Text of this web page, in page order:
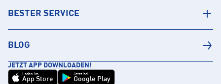
BESTER SERVICE
BLOG
JETZT APP DOWNLOADEN!
Laden im
App Store
Jetzt bei
Google Play